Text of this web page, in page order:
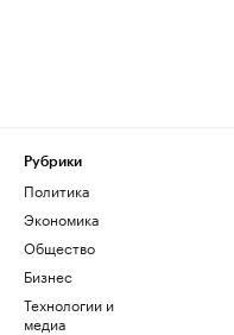
Рубрики
Политика
Экономика
Общество
Бизнес
Технологии и
медиа